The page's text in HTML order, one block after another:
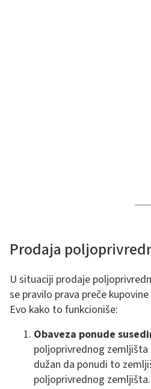
Prodaja
U situaciji prodaje
se pravilo prava preče
Evo kako to funkcioniše:
Obaveza ponude
poljoprivrednog
dužan da ponudi to
poljoprivrednog zemljišta.